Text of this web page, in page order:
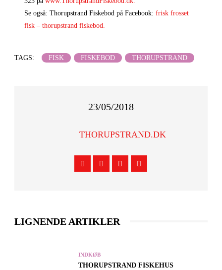
Se også: Thorupstrand Fiskebod på Facebook: frisk frosset
fisk – thorupstrand fiskebod.
TAGS: FISK FISKEBOD THORUPSTRAND
23/05/2018
THORUPSTRAND.DK
LIGNENDE ARTIKLER
INDKØB
THORUPSTRAND FISKEHUS